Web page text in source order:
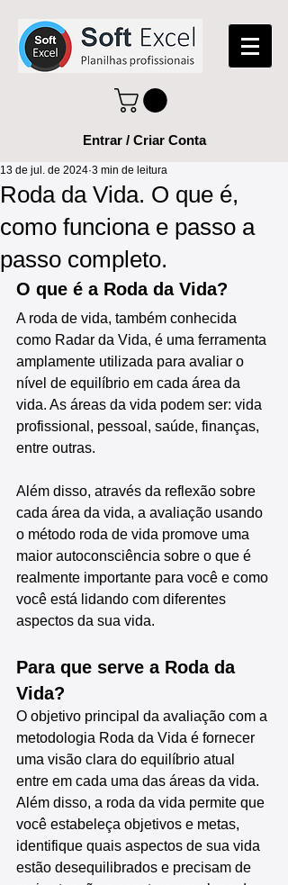
Entrar / Criar Conta
Roda da Vida. O que é,
como funciona e passo a
passo completo.
13 de jul. de 2024 3 min de leitura
O que é a Roda da Vida?
A roda de vida, também conhecida
como Radar da Vida, é uma ferramenta
amplamente utilizada para avaliar o
nível de equilíbrio em cada área da
vida. As áreas da vida podem ser: vida
profissional, pessoal, saúde, finanças,
entre outras.
Além disso, através da reflexão sobre
cada área da vida, a avaliação usando
o método roda de vida promove uma
maior autoconsciência sobre o que é
realmente importante para você e como
você está lidando com diferentes
aspectos da sua vida.
Para que serve a Roda da
Vida?
O objetivo principal da avaliação com a
metodologia Roda da Vida é fornecer
uma visão clara do equilíbrio atual
entre em cada uma das áreas da vida.
Além disso, a roda da vida permite que
você estabeleça objetivos e metas,
identifique quais aspectos de sua vida
estão desequilibrados e precisam de